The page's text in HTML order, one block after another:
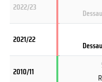
2022/23
2021/22
2010/11